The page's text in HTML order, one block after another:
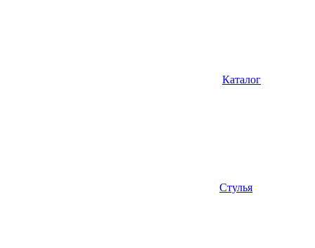
Каталог
Стулья